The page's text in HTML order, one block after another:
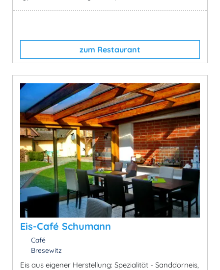
zum Restaurant
Eis-Café Schumann
Café
Bresewitz
Eis aus eigener Herstellung: Spezialität - Sanddorneis,